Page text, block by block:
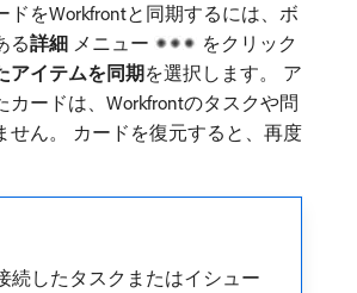
ドをWorkfrontと同期するには、ボ
る​詳細 メニュー
をクリック
アイテムを同期​を選択します。 ア
カードは、Workfrontのタスクや問
せん。 カードを復元すると、再度
続したタスクまたはイシュー